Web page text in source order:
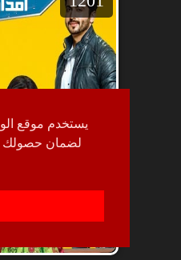
يستخدم موقع
لضمان حصولك